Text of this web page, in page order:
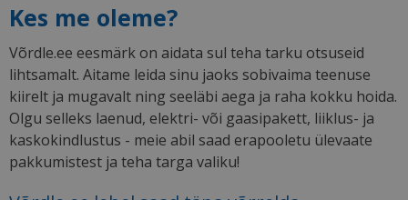
Kes me oleme?
Võrdle.ee eesmärk on aidata sul teha tarku otsuseid
lihtsamalt. Aitame leida sinu jaoks sobivaima teenuse
kiirelt ja mugavalt ning seeläbi aega ja raha kokku hoida.
Olgu selleks laenud, elektri- või gaasipakett, liiklus- ja
kaskokindlustus - meie abil saad erapooletu ülevaate
pakkumistest ja teha targa valiku!